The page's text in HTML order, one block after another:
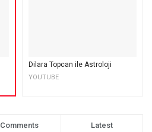
Dilara Topcan ile Astroloji
YOUTUBE
Comments Latest